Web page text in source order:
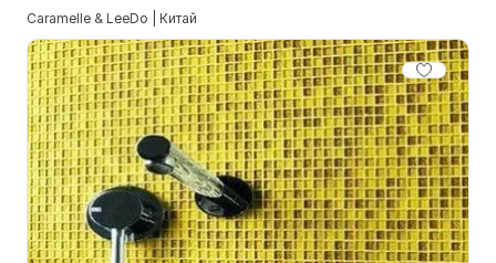
Caramelle & LeeDo | Китай